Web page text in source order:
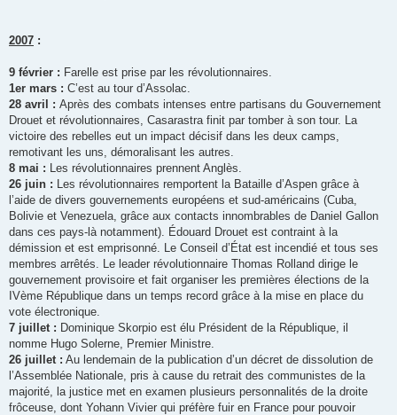
2007 :
9 février : Farelle est prise par les révolutionnaires.
1er mars : C’est au tour d’Assolac.
28 avril : Après des combats intenses entre partisans du Gouvernement
Drouet et révolutionnaires, Casarastra finit par tomber à son tour. La
victoire des rebelles eut un impact décisif dans les deux camps,
remotivant les uns, démoralisant les autres.
8 mai : Les révolutionnaires prennent Anglès.
26 juin : Les révolutionnaires remportent la Bataille d’Aspen grâce à
l’aide de divers gouvernements européens et sud-américains (Cuba,
Bolivie et Venezuela, grâce aux contacts innombrables de Daniel Gallon
dans ces pays-là notamment). Édouard Drouet est contraint à la
démission et est emprisonné. Le Conseil d’État est incendié et tous ses
membres arrêtés. Le leader révolutionnaire Thomas Rolland dirige le
gouvernement provisoire et fait organiser les premières élections de la
IVème République dans un temps record grâce à la mise en place du
vote électronique.
7 juillet : Dominique Skorpio est élu Président de la République, il
nomme Hugo Solerne, Premier Ministre.
26 juillet : Au lendemain de la publication d’un décret de dissolution de
l’Assemblée Nationale, pris à cause du retrait des communistes de la
majorité, la justice met en examen plusieurs personnalités de la droite
frôceuse, dont Yohann Vivier qui préfère fuir en France pour pouvoir